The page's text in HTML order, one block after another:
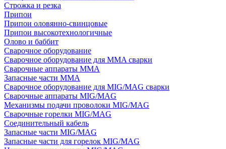
Строжка и резка
Припои
Припои оловянно-свинцовые
Припои высокотехнологичные
Олово и баббит
Сварочное оборудование
Сварочное оборудование для MMA сварки
Сварочные аппараты MMA
Запасные части MMA
Сварочное оборудование для MIG/MAG сварки
Сварочные аппараты MIG/MAG
Механизмы подачи проволоки MIG/MAG
Сварочные горелки MIG/MAG
Соединительный кабель
Запасные части MIG/MAG
Запасные части для горелок MIG/MAG